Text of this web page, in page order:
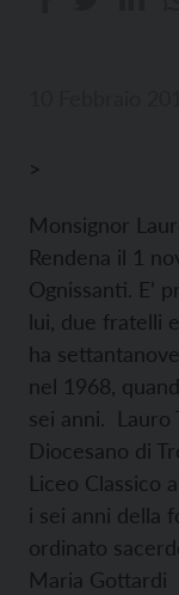
>
Monsignor
Rendena il 1
Ognissanti. E’
lui, due fratelli
ha
nel 1968,
sei anni. Lauro
Diocesano di
Liceo Classico
i sei anni della
ordinato
Maria Gottardi